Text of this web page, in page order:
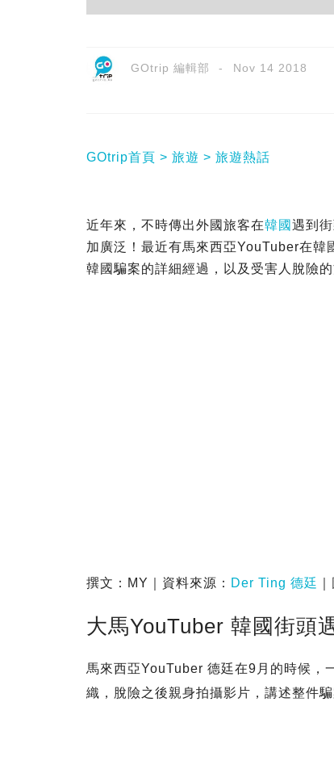
GOtrip 編輯部 Nov 14 2018
GOtrip首頁 旅遊 旅遊熱話
近年來，不時傳出外國旅客在韓國遇到
加廣泛！最近有馬來西亞YouTuber在韓
韓國騙案的詳細經過，以及受害人脫險的
撰文：MY｜資料來源： Der Ting 德廷
大馬YouTuber 韓國街頭
馬來西亞YouTuber 德廷在9月的時候，
織，脫險之後親身拍攝影片，講述整件騙